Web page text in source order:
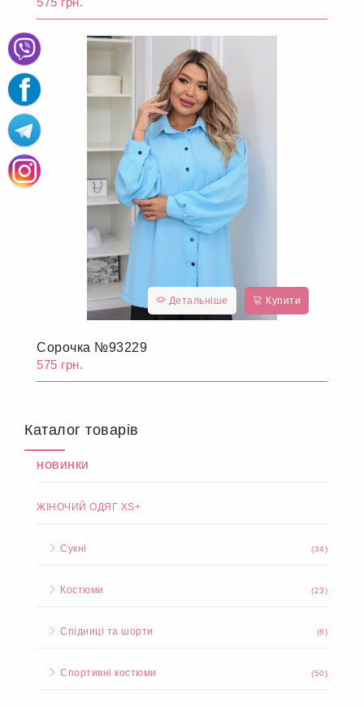
Детальніше Купити
Сорочка №93229
575 грн.
Каталог товарів
НОВИНКИ
ЖІНОЧИЙ ОДЯГ XS+
Сукні (34)
Костюми (23)
Спідниці та шорти (8)
Спортивні костюми (50)